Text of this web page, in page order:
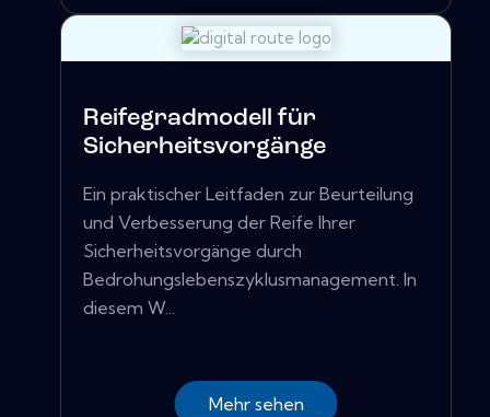
Reifegradmodell für
Sicherheitsvorgänge
Ein praktischer Leitfaden zur Beurteilung
und Verbesserung der Reife Ihrer
Sicherheitsvorgänge durch
Bedrohungslebenszyklusmanagement. In
diesem W...
Mehr sehen